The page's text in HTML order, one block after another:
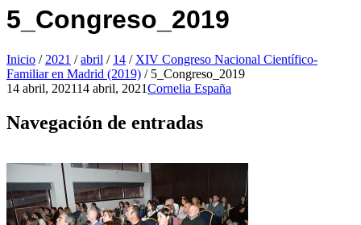
5_Congreso_2019
Inicio / 2021 / abril / 14 / XIV Congreso Nacional Científico-
Familiar en Madrid (2019) / 5_Congreso_2019
14 abril, 202114 abril, 2021Cornelia España
Navegación de entradas